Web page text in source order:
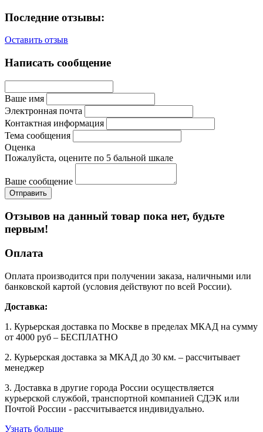
Последние отзывы:
Оставить отзыв
Написать сообщение
Ваше имя
Электронная почта
Контактная информация
Тема сообщения
Оценка
Пожалуйста, оцените по 5 бальной шкале
Ваше сообщение
Отзывов на данный товар пока нет, будьте
первым!
Оплата
Оплата производится при получении заказа, наличными или
банковской картой (условия действуют по всей России).
Доставка:
1. Курьерская доставка по Москве в пределах МКАД на сумму
от 4000 руб – БЕСПЛАТНО
2. Курьерская доставка за МКАД до 30 км. – рассчитывает
менеджер
3. Доставка в другие города России осуществляется
курьерской службой, транспортной компанией СДЭК или
Почтой России - рассчитывается индивидуально.
Узнать больше